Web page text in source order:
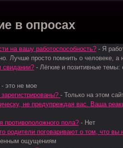
в опросах
на вашу работоспособность? - Я
Лучше просто помнить о человеке, а
- Лёгкие и позитивные
это не мое
- Только на этом
не предупреждая вас. Ваша
пола? - Нет
родители поговаривают о том, что
ощущениям